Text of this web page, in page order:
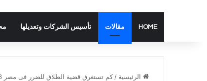
HOME مقالات تأسيس الشركات وتعديلها
الرئيسية / كم تستغرق قضية الطلاق للضرر فى مصر 2023